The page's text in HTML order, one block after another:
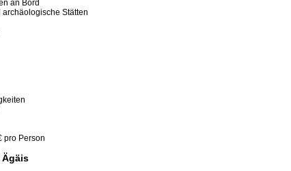
an Bord
Stätten
pro Person
Ägäis